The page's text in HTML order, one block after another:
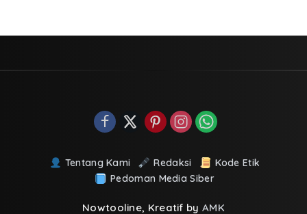
Tentang Kami Redaksi
Kode Etik
Pedoman Media Siber
Nowtooline, Kreatif by AMK